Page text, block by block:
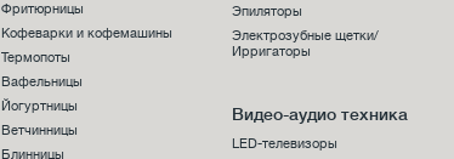
Фритюрницы
Кофеварки и кофемашины
Термопоты
Вафельницы
Йогуртницы
Ветчинницы
Блинницы
Эпиляторы
Электрозубные щетки/
Ирригаторы
Видео-аудио техника
LED-телевизоры